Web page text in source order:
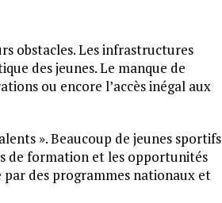
obstacles. Les infrastructures
des jeunes. Le manque de
ou encore l’accès inégal aux
». Beaucoup de jeunes sportifs
de formation et les opportunités
des programmes nationaux et